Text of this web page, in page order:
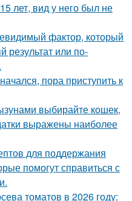
лет, вид у него был не
фактор, который
результат или по-
пора приступить к
выбирайте кошек,
выражены наиболее
для поддержания
помогут справиться с
томатов в 2026 году: